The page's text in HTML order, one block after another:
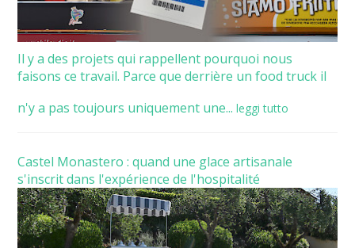
Il y a des projets qui rappellent pourquoi nous
faisons ce travail. Parce que derrière un food truck il
n'y a pas toujours uniquement une... leggi tutto
Castel Monastero : quand une glace artisanale
s'inscrit dans l'expérience de l'hospitalité